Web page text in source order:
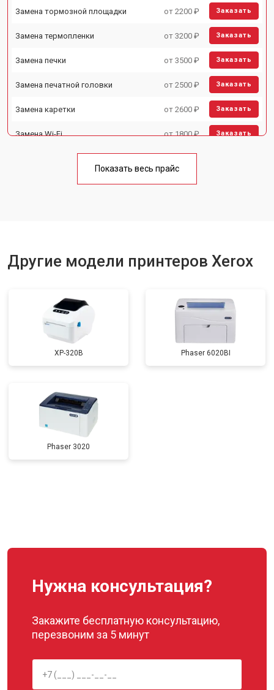
Замена тормозной площадки от 2200 ₽ Заказать
Замена термопленки от 3200 ₽ Заказать
Замена печки от 3500 ₽ Заказать
Замена печатной головки от 2500 ₽ Заказать
Замена каретки от 2600 ₽ Заказать
Замена Wi-Fi от 1800 ₽ Заказать
от 2600 ₽
Показать весь прайс
Другие модели принтеров Xerox
XP-320B Phaser 6020BI
Phaser 3020
Нужна консультация?
Закажите бесплатную консультацию,
перезвоним за 5 минут